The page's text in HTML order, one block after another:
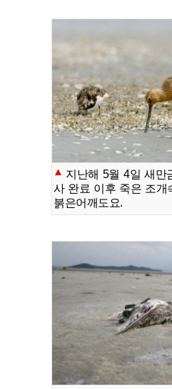
지난해 5월 4일 새만
사 완료 이후 죽은 조개
붉은어깨도요.